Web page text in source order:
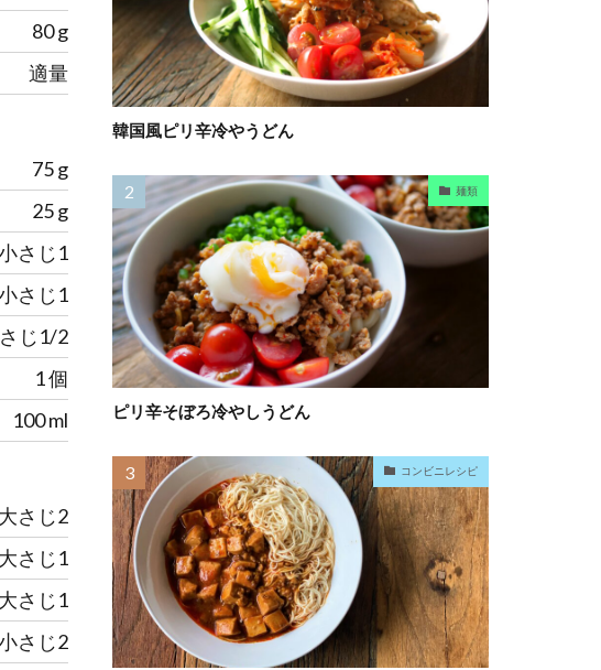
80g
適量
75g
25g
小さじ1
小さじ1
小さじ1/2
1個
100ml
大さじ2
大さじ1
大さじ1
小さじ2
韓国風ピリ辛冷やうどん
麺類
ピリ辛そぼろ冷やしうどん
コンビニレシピ